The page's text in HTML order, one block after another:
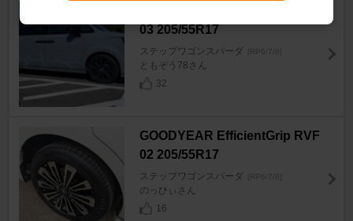
03 205/55R17
ステップワゴンスパーダ [RP6/7/8]
ともぞう78さん
32
GOODYEAR EfficientGrip RVF
02 205/55R17
ステップワゴンスパーダ [RP6/7/8]
のっひぃさん
16